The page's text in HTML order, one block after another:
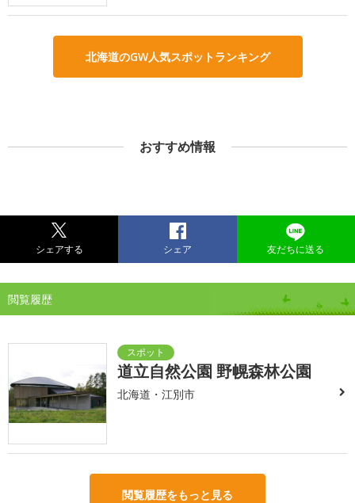
北海道のGW人気スポットランキング
おすすめ情報
シェアする シェア 友だちに送る
閲覧履歴
道立自然公園 野幌森林公園
北海道・江別市
閲覧履歴をもっと見る